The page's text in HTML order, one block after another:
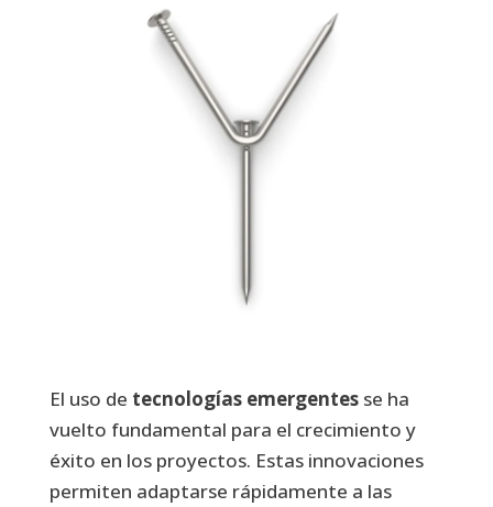
El uso de tecnologías emergentesse ha
vuelto fundamental para el crecimiento y
éxito en los proyectos. Estas innovaciones
permiten adaptarse rápidamente a las